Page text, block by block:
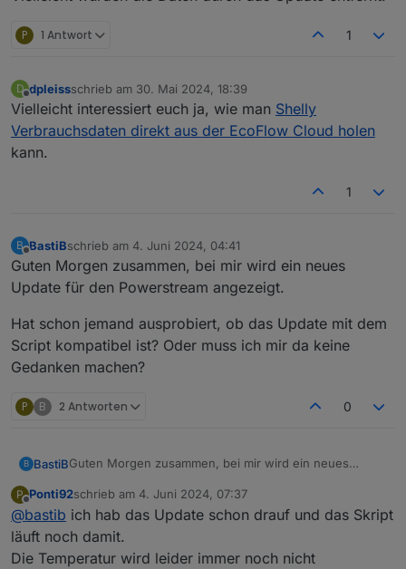
P 1 Antwort 1
D
Offline
dpleissschrieb am 30. Mai 2024, 18:39
zuletzt editiert von
Vielleicht interessiert euch ja, wie man Shelly
Verbrauchsdaten direkt aus der EcoFlow Cloud holen
kann.
1
B
Offline
BastiBschrieb am 4. Juni 2024, 04:41
zuletzt editiert von
Guten Morgen zusammen, bei mir wird ein neues
Update für den Powerstream angezeigt.
Hat schon jemand ausprobiert, ob das Update mit dem
Script kompatibel ist? Oder muss ich mir da keine
Gedanken machen?
P B 2 Antworten 0
B BastiBGuten Morgen zusammen, bei mir wird ein neues
Hat schon jemand ausprobiert, ob das Update mit dem
Script kompatibel ist? Oder muss ich mir da keine
Gedanken machen?
P
Offline
Ponti92schrieb am 4. Juni 2024, 07:37
zuletzt editiert von
@bastib ich hab das Update schon drauf und das Skript
läuft noch damit.
Die Temperatur wird leider immer noch nicht